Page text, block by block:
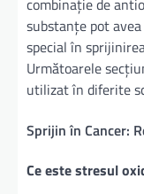
combinație de
substanțe pot
special în
Următoarele
utilizat în diferite
Sprijin în Cancer:
Ce este stresul